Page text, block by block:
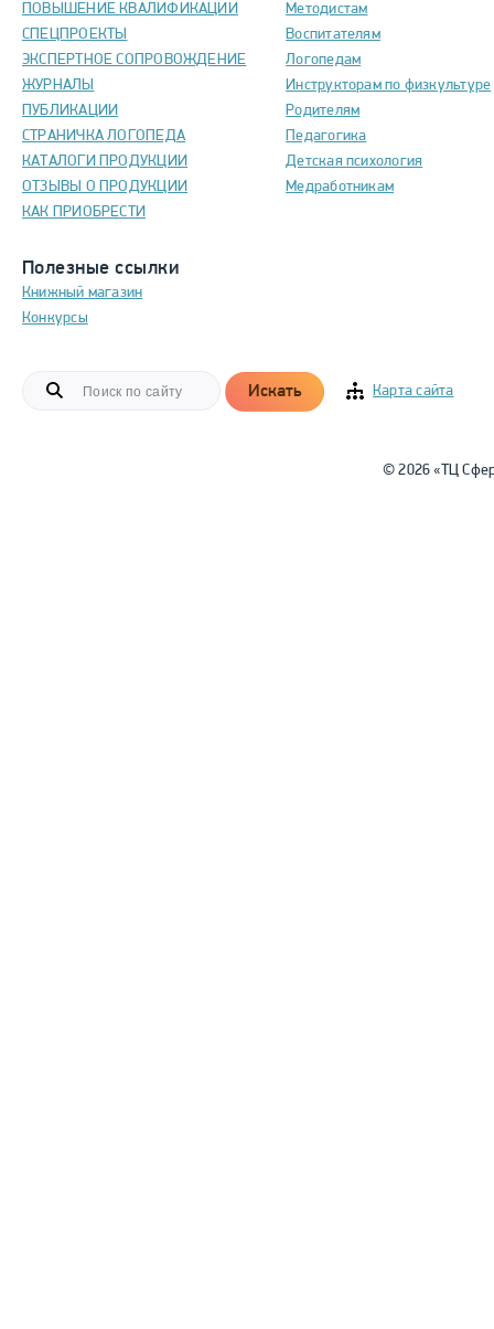
ПОВЫШЕНИЕ КВАЛИФИКАЦИИ
СПЕЦПРОЕКТЫ
ЭКСПЕРТНОЕ СОПРОВОЖДЕНИЕ
ЖУРНАЛЫ
ПУБЛИКАЦИИ
СТРАНИЧКА ЛОГОПЕДА
КАТАЛОГИ ПРОДУКЦИИ
ОТЗЫВЫ О ПРОДУКЦИИ
КАК ПРИОБРЕСТИ
Полезные ссылки
Книжный магазин
Конкурсы
Методистам
Воспитателям
Логопедам
Инструкторам по физкультуре
Родителям
Педагогика
Детская психология
Медработникам
Искать Карта сайта
© 2026 «ТЦ